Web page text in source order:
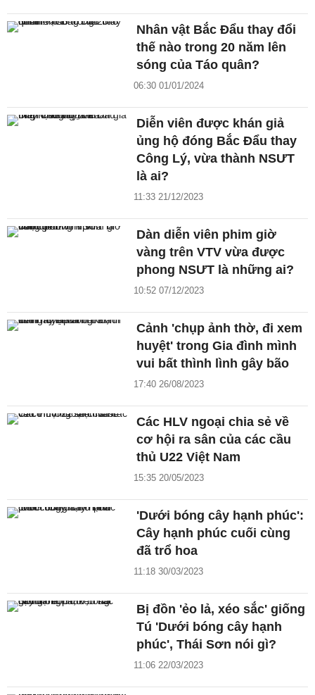
Nhân vật Bắc Đẩu thay đổi
thế nào trong 20 năm lên
sóng của Táo quân?
06:30 01/01/2024
Diễn viên được khán giả
ủng hộ đóng Bắc Đẩu thay
Công Lý, vừa thành NSƯT
là ai?
11:33 21/12/2023
Dàn diễn viên phim giờ
vàng trên VTV vừa được
phong NSƯT là những ai?
10:52 07/12/2023
Cảnh 'chụp ảnh thờ, đi xem
huyệt' trong Gia đình mình
vui bất thình lình gây bão
17:40 26/08/2023
Các HLV ngoại chia sẻ về
cơ hội ra sân của các cầu
thủ U22 Việt Nam
15:35 20/05/2023
'Dưới bóng cây hạnh phúc':
Cây hạnh phúc cuối cùng
đã trổ hoa
11:18 30/03/2023
Bị đồn 'ẻo lả, xéo sắc' giống
Tú 'Dưới bóng cây hạnh
phúc', Thái Sơn nói gì?
11:06 22/03/2023